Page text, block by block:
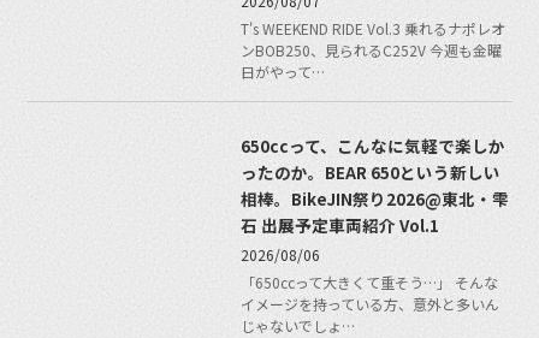
T's WEEKEND RIDE Vol.3 乗れるナポレオ
ンBOB250、見られるC252V 今週も金曜
日がやって…
650ccって、こんなに気軽で楽しか
ったのか。BEAR 650という新しい
相棒。BikeJIN祭り2026@東北・雫
石 出展予定車両紹介 Vol.1
2026/08/06
「650ccって大きくて重そう…」 そんな
イメージを持っている方、意外と多いん
じゃないでしょ…